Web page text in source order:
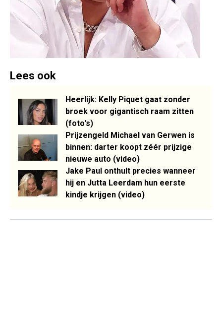
Lees ook
Heerlijk: Kelly Piquet gaat zonder
broek voor gigantisch raam zitten
(foto's)
Prijzengeld Michael van Gerwen is
binnen: darter koopt zéér prijzige
nieuwe auto (video)
Jake Paul onthult precies wanneer
hij en Jutta Leerdam hun eerste
kindje krijgen (video)